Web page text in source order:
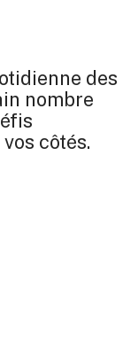
des
nombre
côtés.